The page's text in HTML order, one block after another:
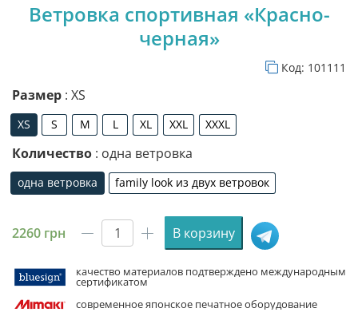
Ветровка спортивная «Красно-
черная»
Код: 101111
Размер : XS
XS
XS
S
S
M
M
L
L
XL
XL
XXL
XXL
XXXL
XXXL
Количество : одна ветровка
одна ветровка
одна ветровка
family look из двух ветровок
family look из двух ветровок
2260 грн
Количество
Ветровка
«Красно-
В корзину
качество материалов подтверждено международным
сертификатом
современное японское печатное оборудование